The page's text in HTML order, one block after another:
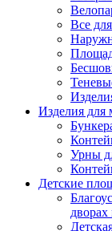
Все
Изделия для
Урны
Детские